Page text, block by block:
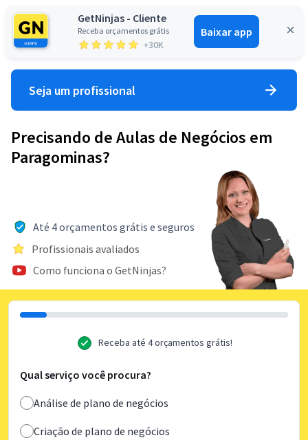
GetNinjas - Cliente
Receba orçamentos grátis
+30K
Baixar app
Entrar
Seja um profissional
Precisando de Aulas de Negócios em
Paragominas?
Até 4 orçamentos grátis e seguros
Profissionais avaliados
Como funciona o GetNinjas?
Receba até 4 orçamentos grátis!
Qual serviço você procura?
Análise de plano de negócios
Criação de plano de negócios